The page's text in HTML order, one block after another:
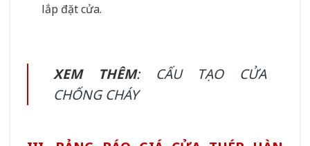
lắp đặt cửa.
XEM THÊM: CẤU TẠO CỬA
CHỐNG CHÁY